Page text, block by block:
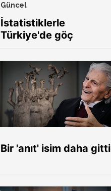
Güncel
İstatistiklerle
Türkiye'de göç
Bir 'anıt' isim daha gitti